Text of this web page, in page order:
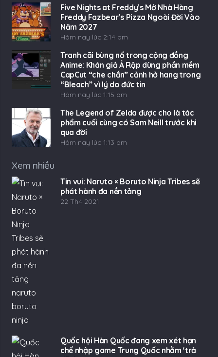
Five Nights at Freddy’s Mở Nhà Hàng
Freddy Fazbear’s Pizza Ngoài Đời Vào
Năm 2027
Hôm nay lúc 2:14 pm
Tranh cãi bùng nổ trong cộng đồng
Anime: Khán giả Ả Rập dùng phần mềm
CapCut “che chắn” cảnh hở hang trong
“Bleach” vì lý do đức tin
Hôm nay lúc 1:15 pm
The Legend of Zelda được cho là tác
phẩm cuối cùng có Sam Neill trước khi
qua đời
Hôm nay lúc 1:13 pm
Xem nhiều
Tin vui: Naruto × Boruto Ninja Tribes sẽ
phát hành đa nền tảng
22 Th4 2021
Quốc hội Hàn Quốc đang xem xét hạn
chế nhập game Trung Quốc nhằm ‘trả